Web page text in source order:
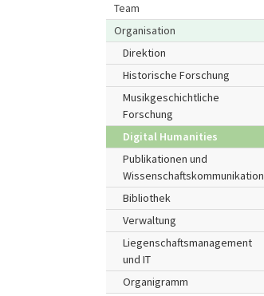
Team
Organisation
Direktion
Historische Forschung
Musikgeschichtliche
Forschung
Digital Humanities
Publikationen und
Wissenschaftskommunikation
Bibliothek
Verwaltung
Liegenschaftsmanagement
und IT
Organigramm